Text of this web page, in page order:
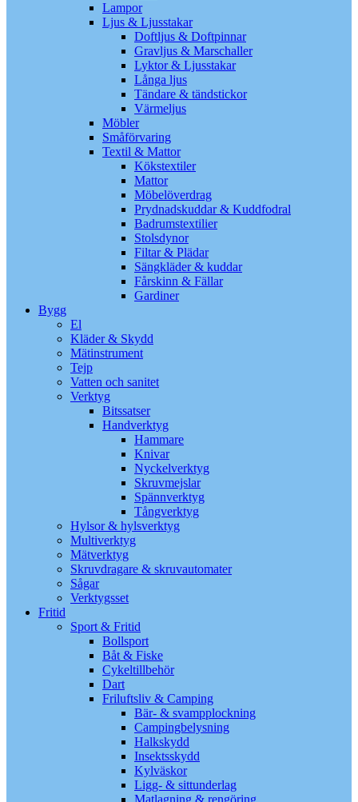
Lampor
Ljus & Ljusstakar
Doftljus & Doftpinnar
Gravljus & Marschaller
Lyktor & Ljusstakar
Långa ljus
Tändare & tändstickor
Värmeljus
Möbler
Småförvaring
Textil & Mattor
Kökstextiler
Mattor
Möbelöverdrag
Prydnadskuddar & Kuddfodral
Badrumstextilier
Stolsdynor
Filtar & Plädar
Sängkläder & kuddar
Fårskinn & Fällar
Gardiner
Bygg
El
Kläder & Skydd
Mätinstrument
Tejp
Vatten och sanitet
Verktyg
Bitssatser
Handverktyg
Hammare
Knivar
Nyckelverktyg
Skruvmejslar
Spännverktyg
Tångverktyg
Hylsor & hylsverktyg
Multiverktyg
Mätverktyg
Skruvdragare & skruvautomater
Sågar
Verktygsset
Fritid
Sport & Fritid
Bollsport
Båt & Fiske
Cykeltillbehör
Dart
Friluftsliv & Camping
Bär- & svampplockning
Campingbelysning
Halkskydd
Insektsskydd
Kylväskor
Ligg- & sittunderlag
Matlagning & rengöring